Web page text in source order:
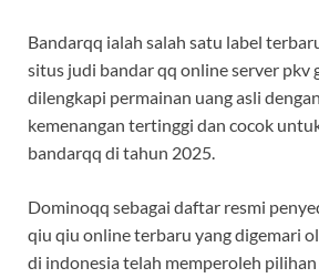
Bandarqq ialah salah satu label
situs judi bandar qq online server pkv
dilengkapi permainan uang asli
kemenangan tertinggi dan cocok
bandarqq di tahun 2025.
Dominoqq sebagai daftar resmi
qiu qiu online terbaru yang digemari
di indonesia telah memperoleh